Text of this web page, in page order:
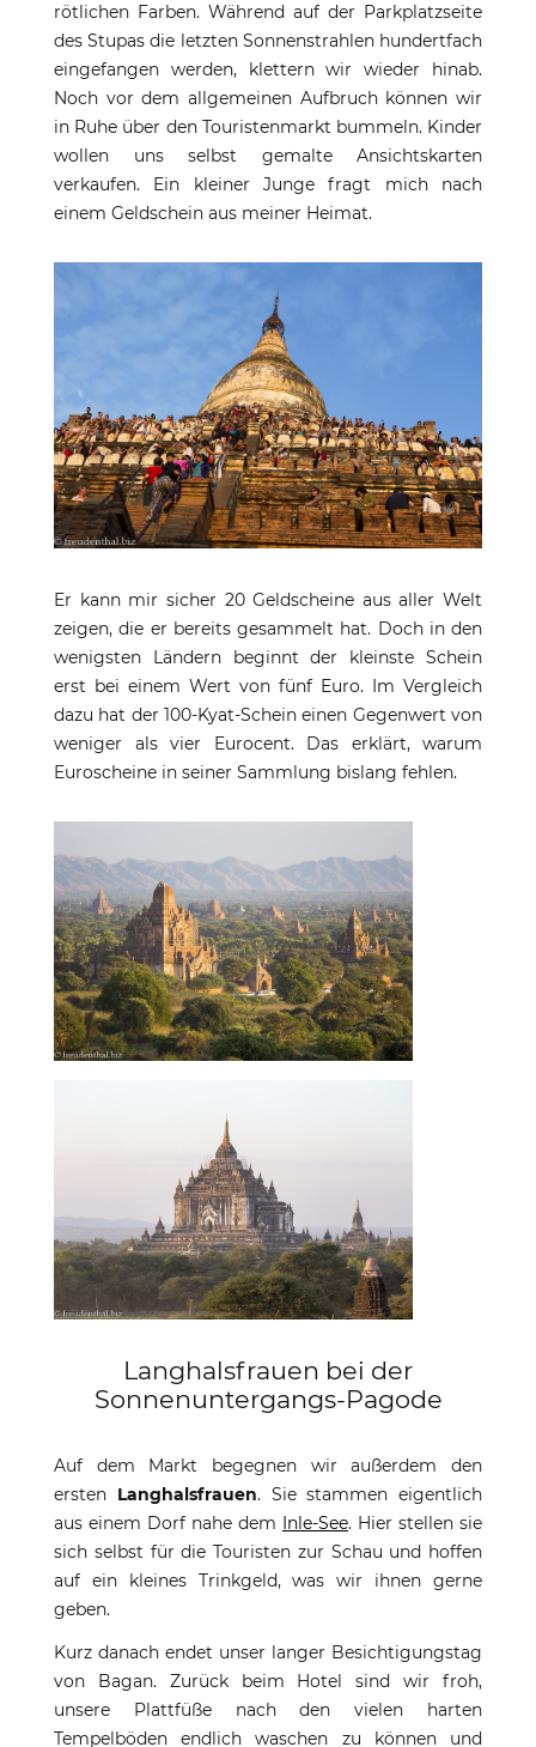
rötlichen Farben. Während auf der Parkplatzseite
des Stupas die letzten Sonnenstrahlen hundertfach
eingefangen werden, klettern wir wieder hinab.
Noch vor dem allgemeinen Aufbruch können wir
in Ruhe über den Touristenmarkt bummeln. Kinder
wollen uns selbst gemalte Ansichtskarten
verkaufen. Ein kleiner Junge fragt mich nach
einem Geldschein aus meiner Heimat.
Er kann mir sicher 20 Geldscheine aus aller Welt
zeigen, die er bereits gesammelt hat. Doch in den
wenigsten Ländern beginnt der kleinste Schein
erst bei einem Wert von fünf Euro. Im Vergleich
dazu hat der 100-Kyat-Schein einen Gegenwert von
weniger als vier Eurocent. Das erklärt, warum
Euroscheine in seiner Sammlung bislang fehlen.
Langhalsfrauen bei der
Sonnenuntergangs-Pagode
Auf dem Markt begegnen wir außerdem den
ersten Langhalsfrauen. Sie stammen eigentlich
aus einem Dorf nahe dem Inle-See. Hier stellen sie
sich selbst für die Touristen zur Schau und hoffen
auf ein kleines Trinkgeld, was wir ihnen gerne
geben.
Kurz danach endet unser langer Besichtigungstag
von Bagan. Zurück beim Hotel sind wir froh,
unsere Plattfüße nach den vielen harten
Tempelböden endlich waschen zu können und